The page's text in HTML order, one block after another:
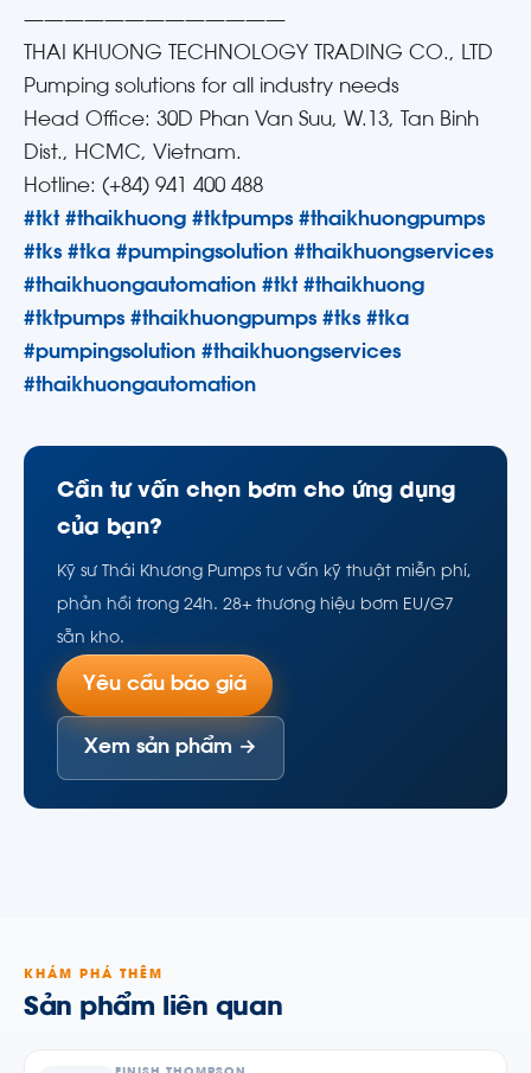
—————————————
THAI KHUONG TECHNOLOGY TRADING CO., LTD
Pumping solutions for all industry needs
Head Office: 30D Phan Van Suu, W.13, Tan Binh
Dist., HCMC, Vietnam.
Hotline: (+84) 941 400 488
#tkt #thaikhuong #tktpumps #thaikhuongpumps
#tks #tka #pumpingsolution #thaikhuongservices
#thaikhuongautomation #tkt #thaikhuong
#tktpumps #thaikhuongpumps #tks #tka
#pumpingsolution #thaikhuongservices
#thaikhuongautomation
Cần tư vấn chọn bơm cho ứng dụng
của bạn?
Kỹ sư Thái Khương Pumps tư vấn kỹ thuật miễn phí,
phản hồi trong 24h. 28+ thương hiệu bơm EU/G7
sẵn kho.
Yêu cầu báo giá
Xem sản phẩm →
KHÁM PHÁ THÊM
Sản phẩm liên quan